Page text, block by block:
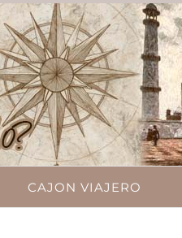
CAJON VIAJERO